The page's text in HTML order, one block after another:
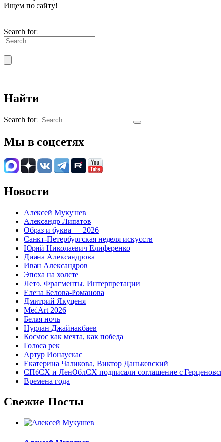
Ищем по сайту!
Search for:
Найти
Search for:
Мы в соцсетях
Новости
Алексей Мукушев
Александр Липатов
Образ и буква — 2026
Санкт-Петербургская неделя искусств
Юрий Николаевич Елиференко
Диана Александрова
Иван Александров
Эпоха на холсте
Лето. Фрагменты. Интерпретации
Елена Белова-Романова
Дмитрий Якуценя
MedArt 2026
Белая ночь
Нурлан Джайнакбаев
Космос как мечта, как победа
Голоса рек
Артур Ионаускас
Екатерина Чаликова, Виктор Даньковский
СПбСХ и ЛенОблСХ подписали соглашение с
Времена года
Свежие Посты